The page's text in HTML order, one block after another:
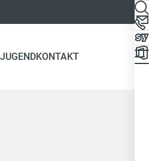
KONTAKT